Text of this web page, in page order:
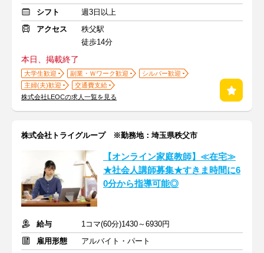
シフト
週3日以上
アクセス
秩父駅
徒歩14分
本日、掲載終了
大学生歓迎 副業・Ｗワーク歓迎
シルバー歓迎
主婦(夫)歓迎
交通費支給
株式会社LEOCの求人一覧を見る
株式会社トライグループ ※勤務地：埼玉県秩父市
【オンライン家庭教師】≪在宅≫
★社会人講師募集★すきま時間に6
0分から指導可能◎
給与
1コマ(60分)1430～6930円
雇用形態
アルバイト・パート